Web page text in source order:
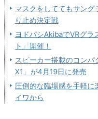
マスクをしててもサン
り止め決定戦
ヨドバシAkibaでVRグラ
ト」開催！
スピーカー搭載のコン
X1」が4月19日に発売
圧倒的な臨場感を手軽
イワから